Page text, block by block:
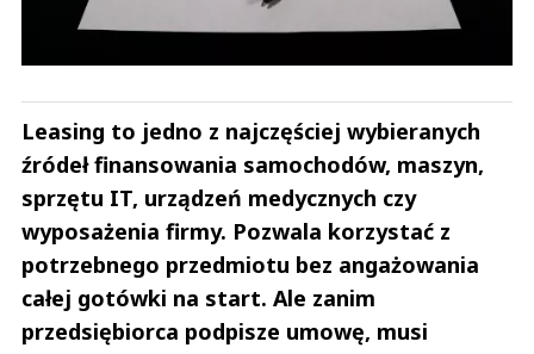
Leasing to jedno z najczęściej wybieranych
źródeł finansowania samochodów, maszyn,
sprzętu IT, urządzeń medycznych czy
wyposażenia firmy. Pozwala korzystać z
potrzebnego przedmiotu bez angażowania
całej gotówki na start. Ale zanim
przedsiębiorca podpisze umowę, musi